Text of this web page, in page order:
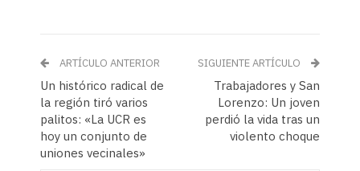
ARTÍCULO ANTERIOR
Un histórico radical de
la región tiró varios
palitos: «La UCR es
hoy un conjunto de
uniones vecinales»
SIGUIENTE ARTÍCULO
Trabajadores y San
Lorenzo: Un joven
perdió la vida tras un
violento choque